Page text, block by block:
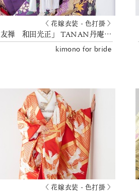
〈 花嫁衣装 - 色打掛 〉
色打掛「金彩友禅 和田光正」 TANAN丹庵 京都結婚式
kimono for bride
〈 花嫁衣装 - 色打掛 〉